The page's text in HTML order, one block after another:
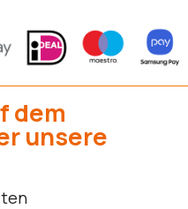
dem
unsere